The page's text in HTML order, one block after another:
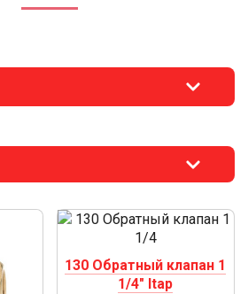
130 Обратный клапан 1
1/4" Itap